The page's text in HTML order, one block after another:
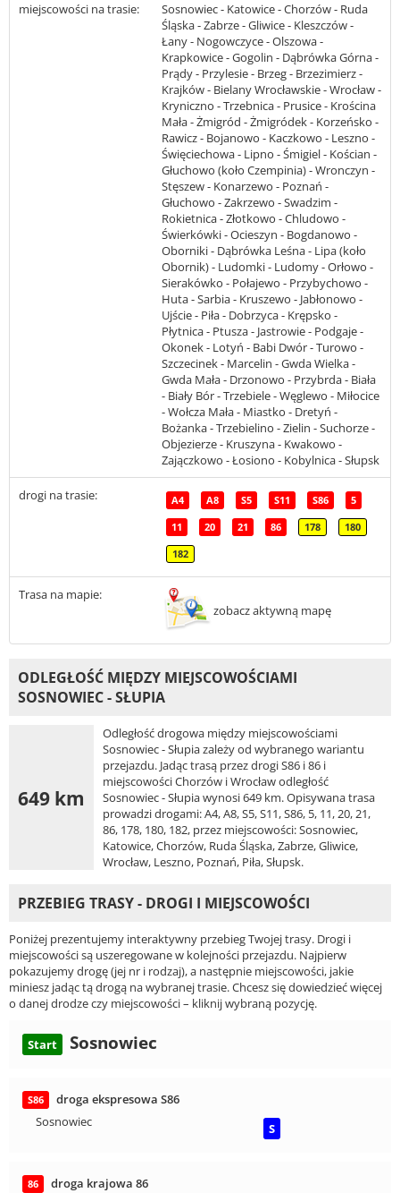
miejscowości na trasie:
Sosnowiec - Katowice - Chorzów - Ruda
Śląska - Zabrze - Gliwice - Kleszczów -
Łany - Nogowczyce - Olszowa -
Krapkowice - Gogolin - Dąbrówka Górna -
Prądy - Przylesie - Brzeg - Brzezimierz -
Krajków - Bielany Wrocławskie - Wrocław -
Kryniczno - Trzebnica - Prusice - Krościna
Mała - Żmigród - Żmigródek - Korzeńsko -
Rawicz - Bojanowo - Kaczkowo - Leszno -
Święciechowa - Lipno - Śmigiel - Kościan -
Głuchowo (koło Czempinia) - Wronczyn -
Stęszew - Konarzewo - Poznań -
Głuchowo - Zakrzewo - Swadzim -
Rokietnica - Złotkowo - Chludowo -
Świerkówki - Ocieszyn - Bogdanowo -
Oborniki - Dąbrówka Leśna - Lipa (koło
Obornik) - Ludomki - Ludomy - Orłowo -
Sierakówko - Połajewo - Przybychowo -
Huta - Sarbia - Kruszewo - Jabłonowo -
Ujście - Piła - Dobrzyca - Krępsko -
Płytnica - Ptusza - Jastrowie - Podgaje -
Okonek - Lotyń - Babi Dwór - Turowo -
Szczecinek - Marcelin - Gwda Wielka -
Gwda Mała - Drzonowo - Przybrda - Biała
- Biały Bór - Trzebiele - Węglewo - Miłocice
- Wołcza Mała - Miastko - Dretyń -
Bożanka - Trzebielino - Zielin - Suchorze -
Objezierze - Kruszyna - Kwakowo -
Zajączkowo - Łosiono - Kobylnica - Słupsk
drogi na trasie: A4 A8 S5 S11 S86 5
11 20 21 86 178 180
182
Trasa na mapie:
zobacz aktywną mapę
ODLEGŁOŚĆ MIĘDZY MIEJSCOWOŚCIAMI
SOSNOWIEC - SŁUPIA
649 km
Odległość drogowa między miejscowościami
Sosnowiec - Słupia zależy od wybranego wariantu
przejazdu. Jadąc trasą przez drogi S86 i 86 i
miejscowości Chorzów i Wrocław odległość
Sosnowiec - Słupia wynosi 649 km. Opisywana trasa
prowadzi drogami: A4, A8, S5, S11, S86, 5, 11, 20, 21,
86, 178, 180, 182, przez miejscowości: Sosnowiec,
Katowice, Chorzów, Ruda Śląska, Zabrze, Gliwice,
Wrocław, Leszno, Poznań, Piła, Słupsk.
PRZEBIEG TRASY - DROGI I MIEJSCOWOŚCI
Poniżej prezentujemy interaktywny przebieg Twojej trasy. Drogi i
miejscowości są uszeregowane w kolejności przejazdu. Najpierw
pokazujemy drogę (jej nr i rodzaj), a następnie miejscowości, jakie
miniesz jadąc tą drogą na wybranej trasie. Chcesz się dowiedzieć więcej
o danej drodze czy miejscowości – kliknij wybraną pozycję.
Start Sosnowiec
S86
droga ekspresowa S86
Sosnowiec
S
86
droga krajowa 86